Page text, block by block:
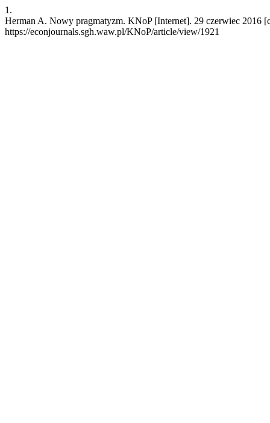
1.
Herman A. Nowy pragmatyzm. KNoP [Internet]. 29 czerwiec 2016
https://econjournals.sgh.waw.pl/KNoP/article/view/1921